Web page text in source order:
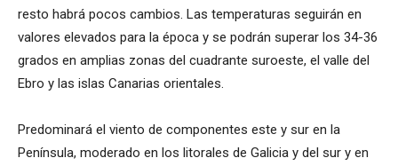
resto habrá pocos cambios. Las temperaturas seguirán en
valores elevados para la época y se podrán superar los 34-36
grados en amplias zonas del cuadrante suroeste, el valle del
Ebro y las islas Canarias orientales.
Predominará el viento de componentes este y sur en la
Península, moderado en los litorales de Galicia y del sur y en